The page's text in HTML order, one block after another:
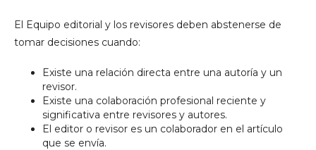
El Equipo editorial y los revisores deben abstenerse de
tomar decisiones cuando:
Existe una relación directa entre una autoría y un
revisor.
Existe una colaboración profesional reciente y
significativa entre revisores y autores.
El editor o revisor es un colaborador en el artículo
que se envía.